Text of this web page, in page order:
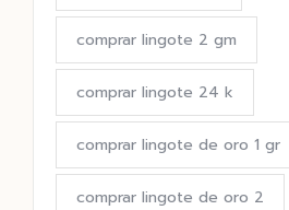
comprar lingote 2 gm
comprar lingote 24 k
comprar lingote de oro 1 gr
comprar lingote de oro 2